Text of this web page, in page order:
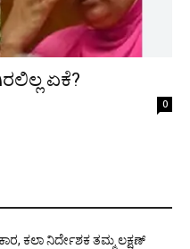
ಏಕೆ?
0
ಕಲಾ ನಿರ್ದೇಶಕ ತಮ್ಮ ಲಕ್ಷಣ್